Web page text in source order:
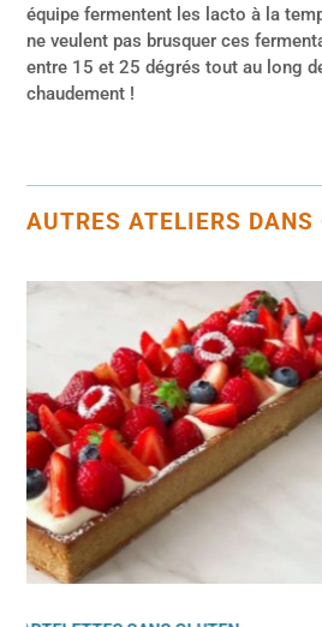
équipe fermentent les lacto à la
ne veulent pas brusquer ces
entre 15 et 25 dégrés tout au long
chaudement !
AUTRES ATELIERS